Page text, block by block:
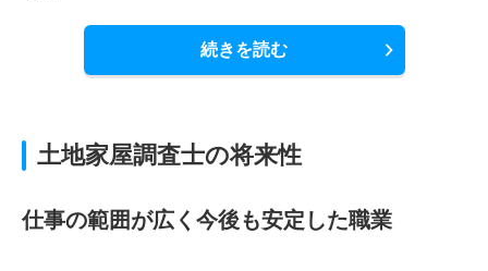
続きを読む
土地家屋調査士の将来性
仕事の範囲が広く今後も安定した職業